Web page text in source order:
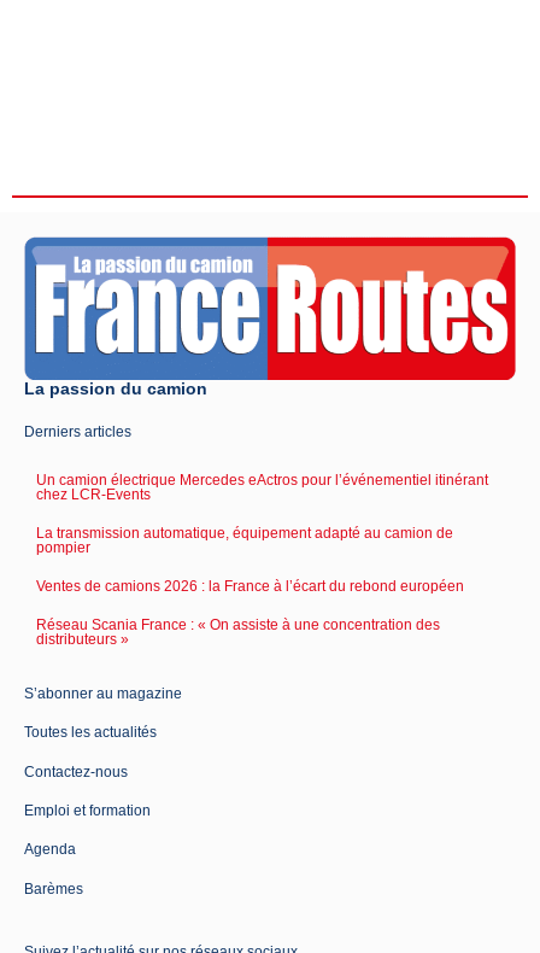
La passion du camion
Derniers articles
Un camion électrique Mercedes eActros pour l’événementiel itinérant
chez LCR-Events
La transmission automatique, équipement adapté au camion de
pompier
Ventes de camions 2026 : la France à l’écart du rebond européen
Réseau Scania France : « On assiste à une concentration des
distributeurs »
S’abonner au magazine
Toutes les actualités
Contactez-nous
Emploi et formation
Agenda
Barèmes